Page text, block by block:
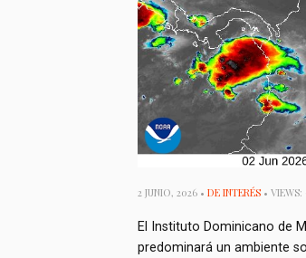
2 JUNIO, 2026 • DE INTERÉS • VIEWS:
El Instituto Dominicano de
predominará un ambiente